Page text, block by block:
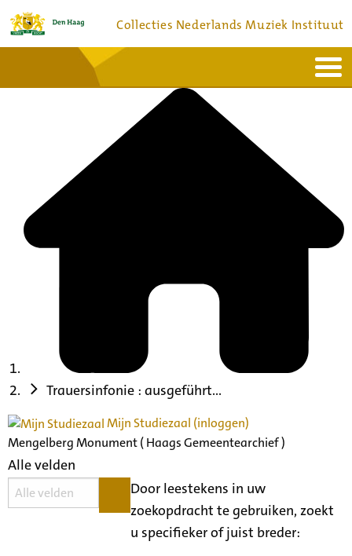
Collecties Nederlands Muziek Instituut
Bronnen en collecties
Trauersinfonie : ausgeführt...
Mijn Studiezaal (inloggen)
Mengelberg Monument ( Haags Gemeentearchief )
Alle velden
Door leestekens in uw
zoekopdracht te gebruiken, zoekt
u specifieker of juist breder: